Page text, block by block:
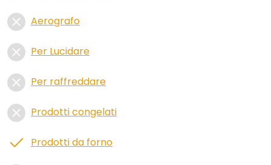
Aerografo
Per Lucidare
Per raffreddare
Prodotti congelati
Prodotti da forno